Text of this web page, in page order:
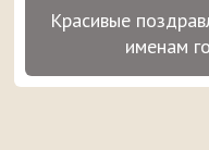
Красивые
именам